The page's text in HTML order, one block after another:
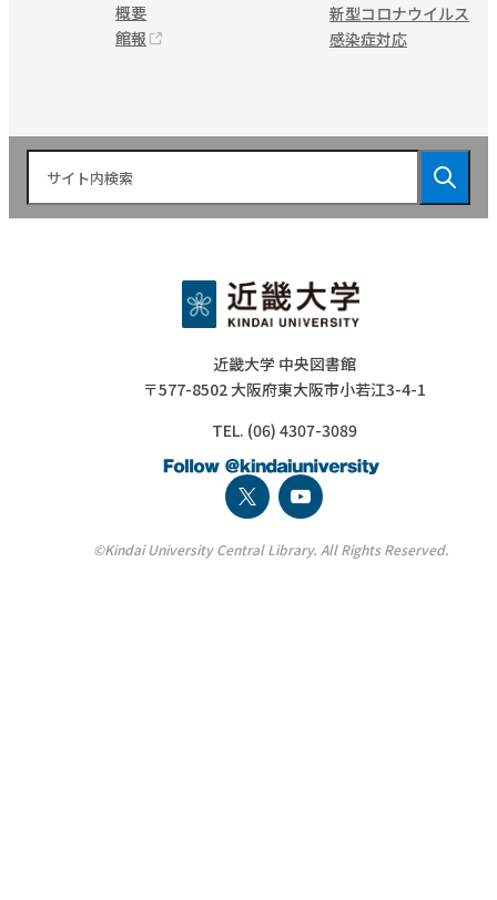
概要
館報
新型コロナウイルス
感染症対応
近畿大学 中央図書館
〒577-8502 大阪府東大阪市小若江3-4-1
TEL. (06) 4307-3089
©Kindai University Central Library. All Rights Reserved.